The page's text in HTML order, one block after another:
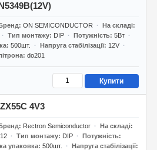
ON SEMICONDUCTOR
На складі
Тип монтажу DIP Потужність 5Вт
500шт. Напруга стабілізації
12V
do201
Купити
4V3
Rectron Semiconductor
На складі
Тип монтажу DIP
Потужність
упаковка 500шт.
Напруга стабілізації